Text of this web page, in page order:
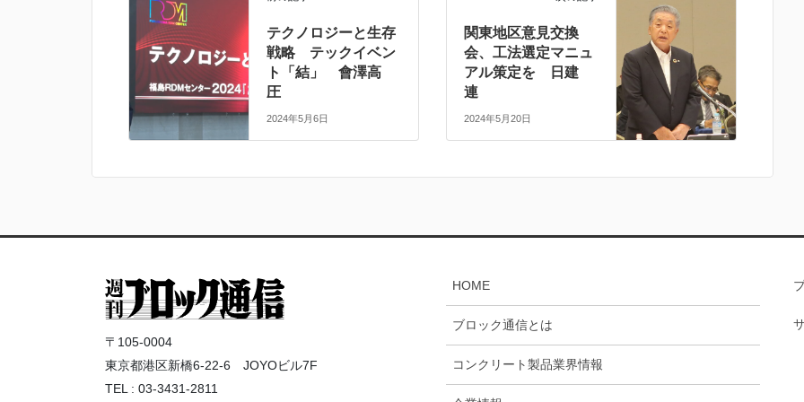
テクノロジーと生存
戦略 テックイベン
ト「結」 會澤高
圧
2024年5月6日
関東地区意見交換
会、工法選定マニュ
アル策定を 日建
連
2024年5月20日
〒105-0004
東京都港区新橋6-22-6 JOYOビル7F
TEL : 03-3431-2811
HOME
ブロック通信とは
コンクリート製品業界情報